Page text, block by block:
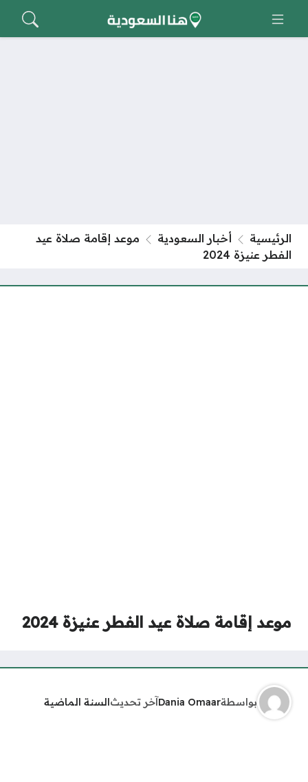
الرئيسية أخبار السعودية
موعد إقامة صلاة عيد
الفطر عنيزة 2024
موعد إقامة صلاة عيد الفطر عنيزة 2024
بواسطةDania Omaarآخر تحديثالسنة الماضية